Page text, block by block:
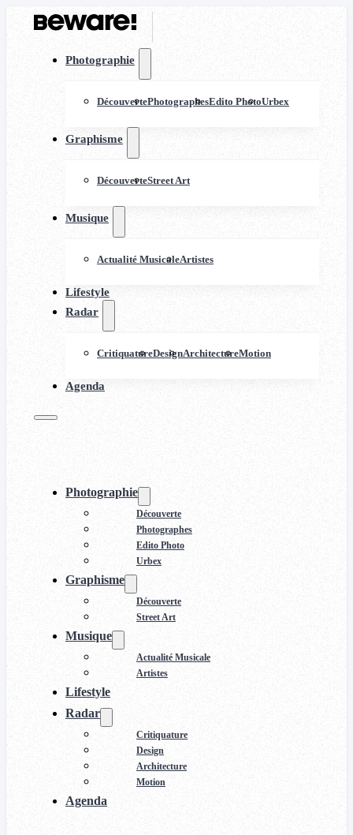
Photographie
DécouvertePhotographesEdito PhotoUrbex
Graphisme
DécouverteStreet Art
Musique
Actualité MusicaleArtistes
Lifestyle
Radar
CritiquatureDesignArchitectureMotion
Agenda
Photographie
Découverte
Photographes
Edito Photo
Urbex
Graphisme
Découverte
Street Art
Musique
Actualité Musicale
Artistes
Lifestyle
Radar
Critiquature
Design
Architecture
Motion
Agenda